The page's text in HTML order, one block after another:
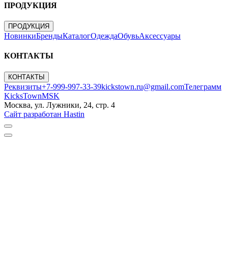
ПРОДУКЦИЯ
ПРОДУКЦИЯ
НовинкиБрендыКаталогОдеждаОбувьАксессуары
КОНТАКТЫ
КОНТАКТЫ
Реквизиты+7-999-997-33-39kickstown.ru@gmail.comТелеграмм
KicksTownMSK
Москва, ул. Лужники, 24, стр. 4
Сайт разработан Hastin